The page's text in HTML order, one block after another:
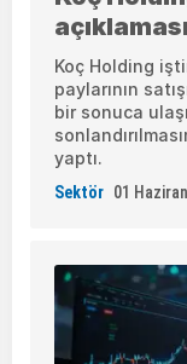
açıklaması
Koç Holding
paylarının
bir sonuca
yaptı.
Sektör 01